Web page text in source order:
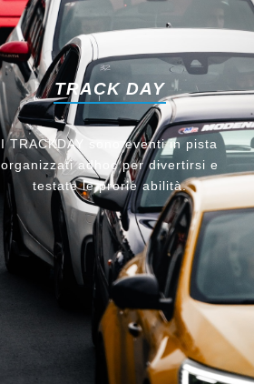
TRACK DAY
I TRACKDAY sono eventi in pista
organizzati adhoc per divertirsi e
testate le prorie abilità.